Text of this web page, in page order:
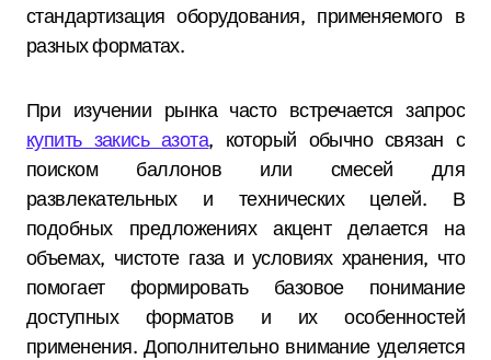
стандартизация оборудования, применяемого в
разных форматах.
При изучении рынка часто встречается запрос
купить закись азота, который обычно связан с
поиском баллонов или смесей для
развлекательных и технических целей. В
подобных предложениях акцент делается на
объемах, чистоте газа и условиях хранения, что
помогает формировать базовое понимание
доступных форматов и их особенностей
применения. Дополнительно внимание уделяется